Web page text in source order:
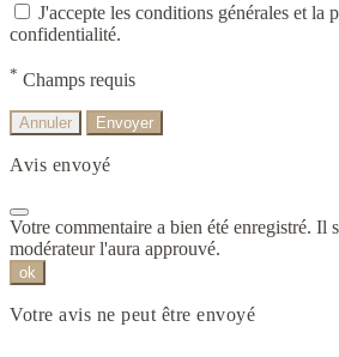
J'accepte les conditions générales et la
confidentialité.
* Champs requis
Annuler Envoyer
Avis envoyé
Votre commentaire a bien été enregistré. Il
modérateur l'aura approuvé.
ok
Votre avis ne peut être envoyé